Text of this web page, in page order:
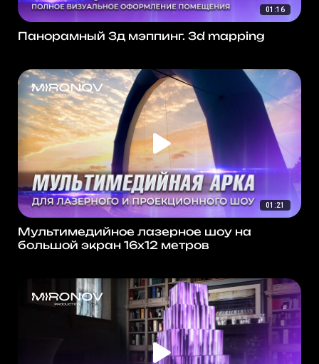
01:16
Панорамный 3д мэппинг. 3d mapping
01:21
Мультимедийное лазерное шоу на
большой экран 16х12 метров